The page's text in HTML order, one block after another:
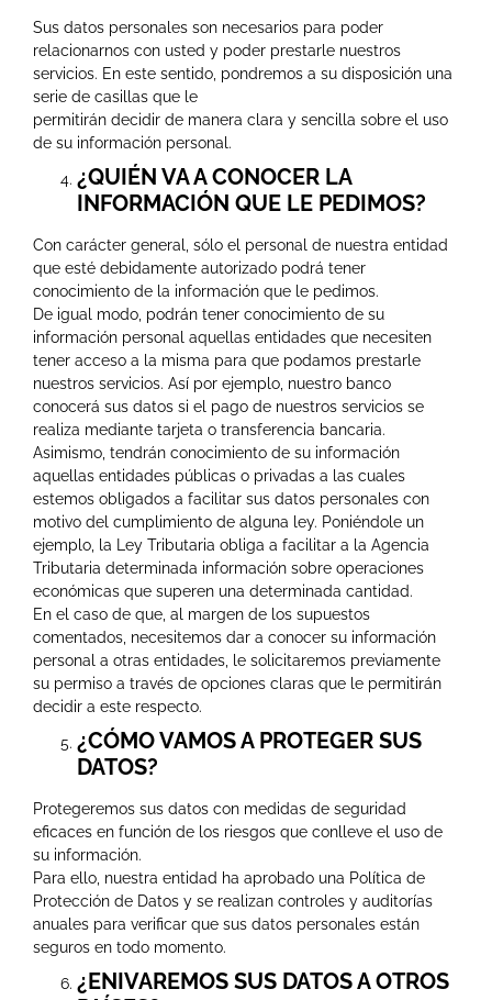
Sus datos personales son necesarios para poder
relacionarnos con usted y poder prestarle nuestros
servicios. En este sentido, pondremos a su disposición una
serie de casillas que le
permitirán decidir de manera clara y sencilla sobre el uso
de su información personal.
¿QUIÉN VA A CONOCER LA
INFORMACIÓN QUE LE PEDIMOS?
Con carácter general, sólo el personal de nuestra entidad
que esté debidamente autorizado podrá tener
conocimiento de la información que le pedimos.
De igual modo, podrán tener conocimiento de su
información personal aquellas entidades que necesiten
tener acceso a la misma para que podamos prestarle
nuestros servicios. Así por ejemplo, nuestro banco
conocerá sus datos si el pago de nuestros servicios se
realiza mediante tarjeta o transferencia bancaria.
Asimismo, tendrán conocimiento de su información
aquellas entidades públicas o privadas a las cuales
estemos obligados a facilitar sus datos personales con
motivo del cumplimiento de alguna ley. Poniéndole un
ejemplo, la Ley Tributaria obliga a facilitar a la Agencia
Tributaria determinada información sobre operaciones
económicas que superen una determinada cantidad.
En el caso de que, al margen de los supuestos
comentados, necesitemos dar a conocer su información
personal a otras entidades, le solicitaremos previamente
su permiso a través de opciones claras que le permitirán
decidir a este respecto.
¿CÓMO VAMOS A PROTEGER SUS
DATOS?
Protegeremos sus datos con medidas de seguridad
eficaces en función de los riesgos que conlleve el uso de
su información.
Para ello, nuestra entidad ha aprobado una Política de
Protección de Datos y se realizan controles y auditorías
anuales para verificar que sus datos personales están
seguros en todo momento.
¿ENIVAREMOS SUS DATOS A OTROS